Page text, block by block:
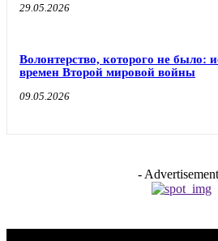
29.05.2026
Волонтерство, которого не было:
времен Второй мировой войны
09.05.2026
-